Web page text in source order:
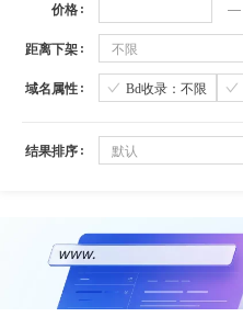
价格
距离下架 不限
域名属性 Bd收录：不限
结果排序 默认